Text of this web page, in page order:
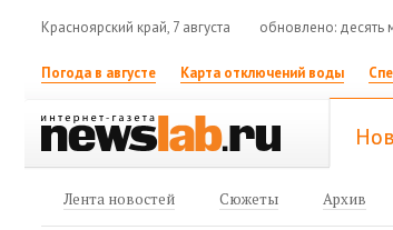
Красноярский край, 7 августа обновлено: десять
Погода в августе Карта отключений воды
Лента новостей Сюжеты Архив